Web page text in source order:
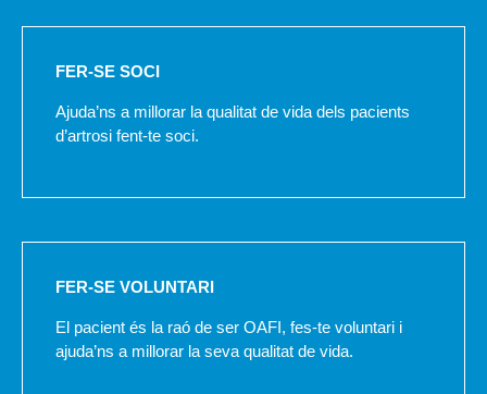
FER-SE SOCI
Ajuda’ns a millorar la qualitat de vida dels pacients
d’artrosi fent-te soci.
FER-SE VOLUNTARI
El pacient és la raó de ser OAFI, fes-te voluntari i
ajuda’ns a millorar la seva qualitat de vida.